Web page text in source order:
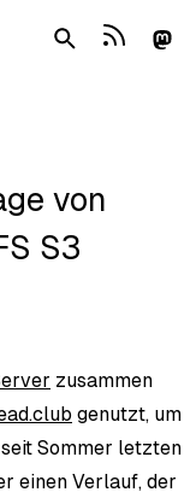
von
S3
zusammen
genutzt, um
Sommer letzten
einen Verlauf, der